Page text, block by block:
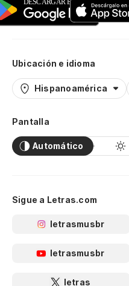
Ubicación e idioma
Hispanoamérica
Pantalla
Automático
Sigue a Letras.com
letrasmusbr
letrasmusbr
letras